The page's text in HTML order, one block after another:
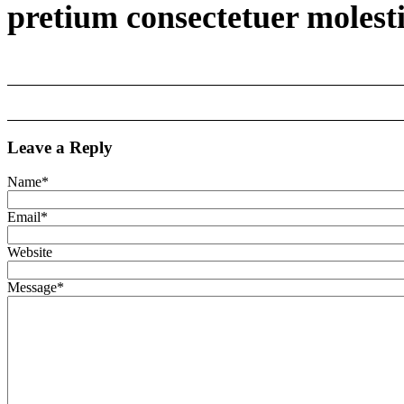
pretium consectetuer
Leave a Reply
Message*
Name*
Email*
Website